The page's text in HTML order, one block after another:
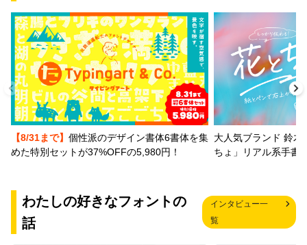
【8/31まで】 個性派のデザイン書体6書体を集
めた特別セットが37%OFFの5,980円！
大人気ブランド 鈴木
ちょ」リアル系手書
わたしの好きなフォントの
話
インタビュー一
覧